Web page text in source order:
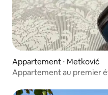
Appartement ⋅ Metković
Appartement au premier